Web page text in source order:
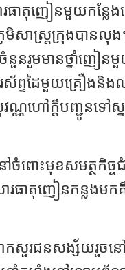
ារធាតុញៀនមួយកន្
សាស្រ្តក្រុងបានលុ
នរួមមានថ្នាំញៀ
ព្ទដៃមួយគ្រឿងនិង
ណ្ណហៅក្ដឹបញ្ជូនទៅស្ន
ៅចំពោះមុខសមត្ថកិ
ារធាតុញៀនកន្លងម
សួរជនសង្ស័យរួចនៅថ្